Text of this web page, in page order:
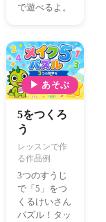
で遊べるよ。
▶ あそぶ
5をつくろ
う
レッスンで作
る作品例
3つのすうじ
で「5」をつ
くるけいさん
パズル！タッ